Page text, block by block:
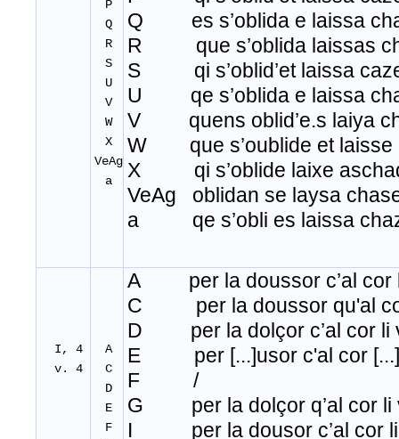
P
Q
R
S
U
V
W
X
VeAg
a
Q es s’oblida e laissa
R que s’oblida laissas
S qi s’oblid’et laissa
U qe s’oblida e laissa
V quens oblid’e.s laiya
W que s’oublide et laisse
X qi s’oblide laixe
VeAg oblidan se laysa
a qe s’obli es laissa
I, 4
v. 4
A
C
D
E
F
A per la doussor c’al cor
C per la doussor qu'al
D per la dolçor c’al cor li
E per [...]usor c'al cor
F /
G per la dolçor q’al cor li
I per la dousor c’al cor li